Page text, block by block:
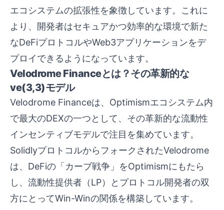
エコシステムの拡張性を象徴しています。これに
より、開発者はセキュアかつ効率的な環境で新た
なDeFiプロトコルやWeb3アプリケーションをデ
プロイできるようになっています。
Velodrome Financeとは？その革新的な
ve(3,3)モデル
Velodrome Financeは、Optimismエコシステム内
で最大のDEXの一つとして、その革新的な流動性
インセンティブモデルで注目を集めています。
SolidlyプロトコルからフォークされたVelodrome
は、DeFiの「カーブ戦争」をOptimismにもたら
し、流動性提供者（LP）とプロトコル開発者の双
方にとってWin-Winの関係を構築しています。